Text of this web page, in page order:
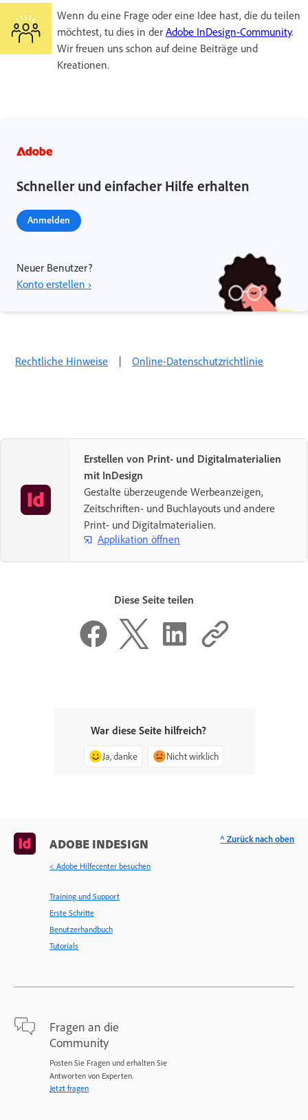
Wenn du eine Frage oder eine Idee hast, die du teilen
möchtest, tu dies in der Adobe InDesign-Community.
Wir freuen uns schon auf deine Beiträge und
Kreationen.
Schneller und einfacher Hilfe erhalten
Anmelden
Neuer Benutzer?
Konto erstellen ›
Rechtliche Hinweise | Online-Datenschutzrichtlinie
Erstellen von Print- und Digitalmaterialien
mit InDesign
Gestalte überzeugende Werbeanzeigen,
Zeitschriften- und Buchlayouts und andere
Print- und Digitalmaterialien.
Applikation öffnen
Diese Seite teilen
War diese Seite hilfreich?
Ja, danke Nicht wirklich
ADOBE INDESIGN
< Adobe Hilfecenter besuchen
Training und Support
Erste Schritte
Benutzerhandbuch
Tutorials
Fragen an die
Community
Posten Sie Fragen und erhalten Sie
Antworten von Experten.
Jetzt fragen
^ Zurück nach oben